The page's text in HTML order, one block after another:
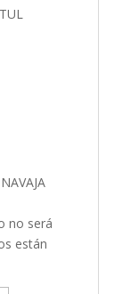
no será
están